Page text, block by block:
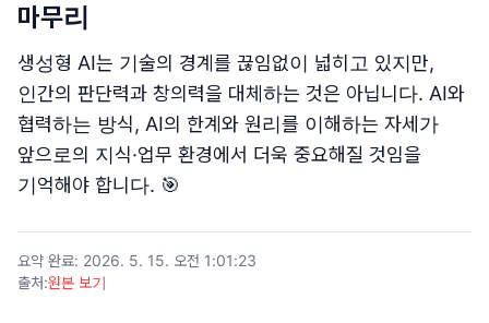
마무리
생성형 AI는 기술의 경계를 끊임없이 넓히고 있지만,
인간의 판단력과 창의력을 대체하는 것은 아닙니다. AI와
협력하는 방식, AI의 한계와 원리를 이해하는 자세가
앞으로의 지식·업무 환경에서 더욱 중요해질 것임을
기억해야 합니다. 🎯
요약 완료: 2026. 5. 15. 오전 1:01:23
출처:원본 보기